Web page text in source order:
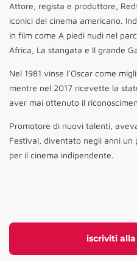
iscriviti
Attore, regista e produttore,
iconici del cinema americano.
in film come A piedi nudi nel
Africa, La stangata e Il grande
Nel 1981 vinse l’Oscar come
mentre nel 2017 ricevette la
aver mai ottenuto il
Promotore di nuovi talenti,
Festival, diventato negli anni
per il cinema indipendente.